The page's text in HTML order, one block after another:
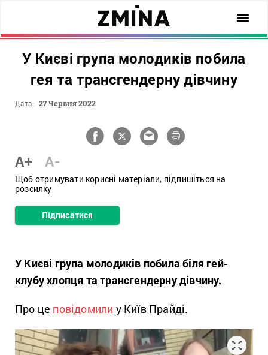
У Києві група молодиків побила
гея та трансгендерну дівчину
Дата: 27 Червня 2022
A+ A-
Щоб отримувати корисні матеріали, підпишіться на
розсилку
Підписатися
У Києві група молодиків побила біля гей-
клубу хлопця та трансгендерну дівчину.
Про це повідомили у Київ Прайді.